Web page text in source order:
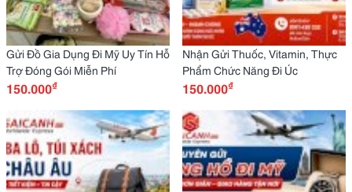
Gửi Đồ Gia Dụng Đi Mỹ Uy Tín Hỗ
Trợ Đóng Gói Miễn Phí
150.000₫
Nhận Gửi Thuốc, Vitamin, Thực
Phẩm Chức Năng Đi Úc
150.000₫